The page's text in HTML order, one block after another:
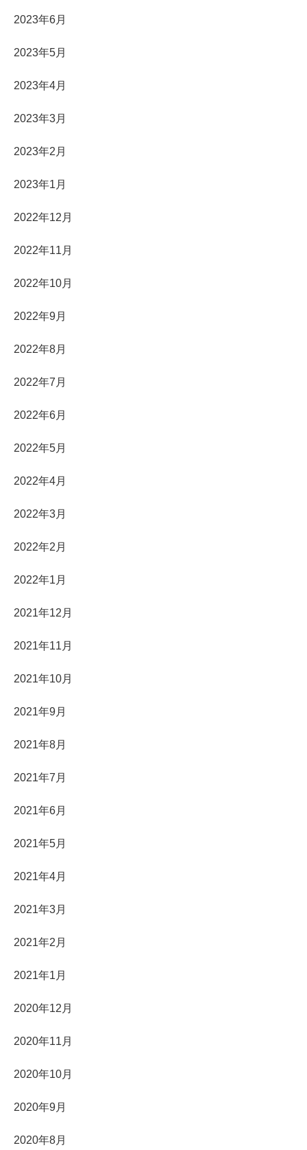
2023年6月
2023年5月
2023年4月
2023年3月
2023年2月
2023年1月
2022年12月
2022年11月
2022年10月
2022年9月
2022年8月
2022年7月
2022年6月
2022年5月
2022年4月
2022年3月
2022年2月
2022年1月
2021年12月
2021年11月
2021年10月
2021年9月
2021年8月
2021年7月
2021年6月
2021年5月
2021年4月
2021年3月
2021年2月
2021年1月
2020年12月
2020年11月
2020年10月
2020年9月
2020年8月